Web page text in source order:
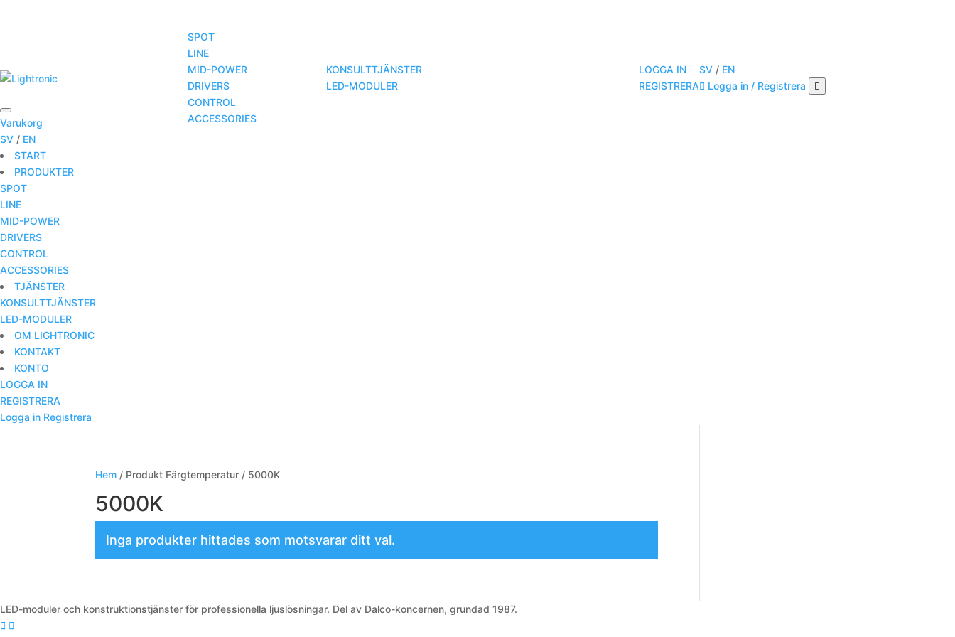
SPOT
LINE
MID-POWER
DRIVERS
CONTROL
ACCESSORIES
KONSULTTJÄNSTER
LED-MODULER
LOGGA IN
REGISTRERA
SV / EN
Logga in / Registrera
Varukorg
SV / EN
START
PRODUKTER
SPOT
LINE
MID-POWER
DRIVERS
CONTROL
ACCESSORIES
TJÄNSTER
KONSULTTJÄNSTER
LED-MODULER
OM LIGHTRONIC
KONTAKT
KONTO
LOGGA IN
REGISTRERA
Logga in Registrera
Hem / Produkt Färgtemperatur / 5000K
5000K
Inga produkter hittades som motsvarar ditt val.
LED-moduler och konstruktionstjänster för professionella ljuslösningar. Del av Dalco-koncernen, grundad 1987.